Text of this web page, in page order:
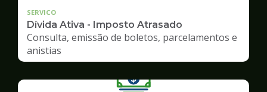
SERVICO
Dívida Ativa - Imposto Atrasado
Consulta, emissão de boletos, parcelamentos e
anistias